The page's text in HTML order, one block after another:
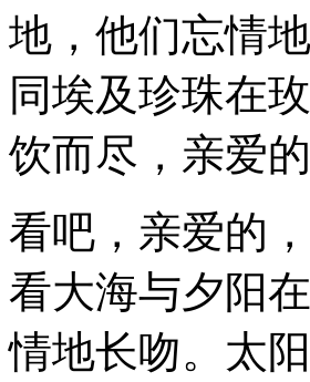
地，他们忘情
同埃及珍珠在
饮而尽，亲爱的
看吧，亲爱的
看大海与夕阳
情地长吻。太